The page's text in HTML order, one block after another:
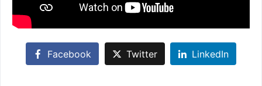
Facebook Twitter LinkedIn